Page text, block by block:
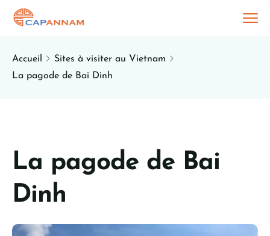
Accueil
Sites à visiter au Vietnam
La pagode de Bai Dinh
La pagode de Bai
Dinh